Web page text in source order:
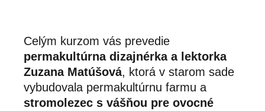
Celým kurzom vás prevedie
permakultúrna dizajnérka a lektorka
Zuzana Matúšová, ktorá v starom sade
vybudovala permakultúrnu farmu a
stromolezec s vášňou pre ovocné